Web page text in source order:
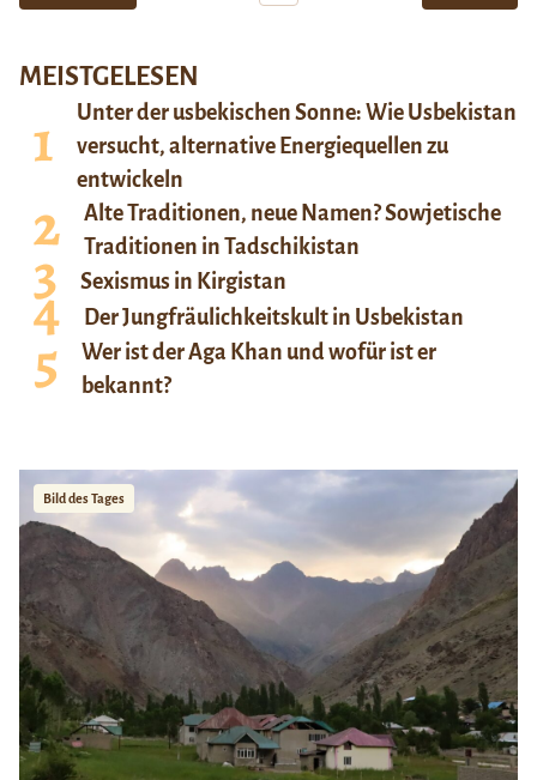
MEISTGELESEN
Unter der usbekischen Sonne: Wie Usbekistan
versucht, alternative Energiequellen zu
entwickeln
Alte Traditionen, neue Namen? Sowjetische
Traditionen in Tadschikistan
Sexismus in Kirgistan
Der Jungfräulichkeitskult in Usbekistan
Wer ist der Aga Khan und wofür ist er
bekannt?
Bild des Tages